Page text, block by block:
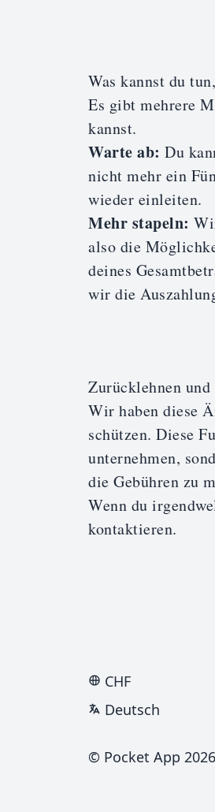
Was kannst du
Es gibt mehrere
kannst.
Warte ab: Du
nicht mehr ein
wieder einleiten.
Mehr stapeln:
also die
deines
wir die
Zurücklehnen und
Wir haben diese
schützen. Diese
unternehmen,
die Gebühren zu
Wenn du
kontaktieren.
CHF
Deutsch
© Pocket App 2026